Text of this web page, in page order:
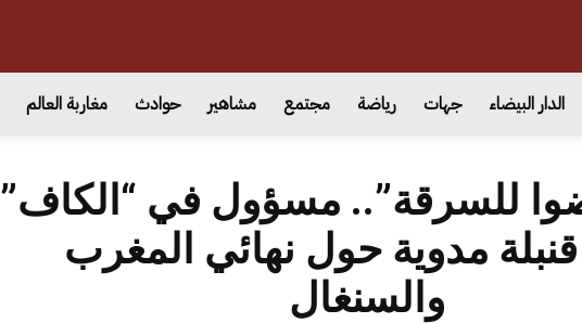
الدار البيضاء جهات رياضة مجتمع مشاهير حوادث مغاربة العالم
للسرقة”.. مسؤول في “الكاف”
مدوية حول نهائي المغرب
والسنغال